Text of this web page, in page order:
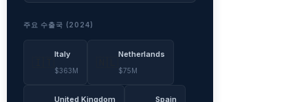
주요 수출국 (2024)
Italy
$363M
Netherlands
$75M
United Kingdom Spain